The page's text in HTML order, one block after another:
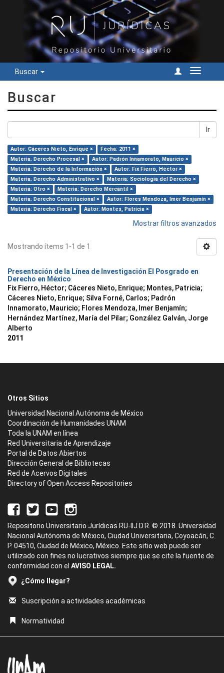
Buscar
Cambiar
Buscar
Ir
Autor: Cáceres Nieto, Enrique ×
Fecha: 2011 ×
Materia: Derecho Procesal ×
Autor: Padrón Innamorato, Mauricio ×
Materia: Derecho de la Información ×
Autor: Fix Fierro, Héctor ×
Materia: Derecho Administrativo ×
Materia: Sociología del Derecho ×
Materia: Otro ×
Materia: Derecho Mercantil ×
Materia: Derecho Constitucional ×
Autor: Flores Mendoza, Imer Benjamín ×
Materia: Derecho Fiscal ×
Autor: Montes, Patricia ×
Mostrar filtros avanzados
Mostrando ítems 1-1 de 1
Presentación de la Línea de Investigación El Posgrado en
Derecho en México
Fix Fierro, Héctor; Cáceres Nieto, Enrique; Montes, Patricia;
Cáceres Nieto, Enrique; Silva Forné, Carlos; Padrón
Innamorato, Mauricio; Flores Mendoza, Imer Benjamín;
Hernández Martínez, María del Pilar; González Galván, Jorge
Alberto
2011
Otros Sitios
Universidad Nacional Autónoma de México
Coordinación de Humanidades UNAM
Toda la UNAM en línea
Red Universitaria de Aprendizaje
Portal de Datos Abiertos
Dirección General de Bibliotecas
Red de Acervos Digitales
Directory of Open Access Repositories
Repositorio Universitario Jurídicas RU-IIJ D.R. © 2018. Universidad
Nacional Autónoma de México, Ciudad Universitaria, Coyoacán, C.
P. 04510, Ciudad de México, México. Este sitio web puede ser
utilizado con fines no lucrativos siempre que se cite la fuente de
conformidad con el AVISO LEGAL.
¿Cómo llegar?
Suscripción a actividades académicas
Normatividad